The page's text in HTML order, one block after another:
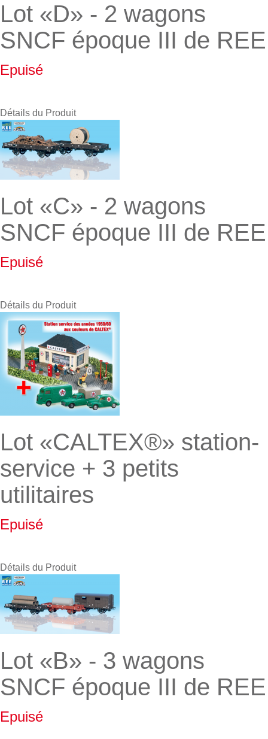
Lot «D» - 2 wagons
SNCF époque III de REE
Epuisé
Détails du Produit
Lot «C» - 2 wagons
SNCF époque III de REE
Epuisé
Détails du Produit
Lot «CALTEX®» station-
service + 3 petits
utilitaires
Epuisé
Détails du Produit
Lot «B» - 3 wagons
SNCF époque III de REE
Epuisé